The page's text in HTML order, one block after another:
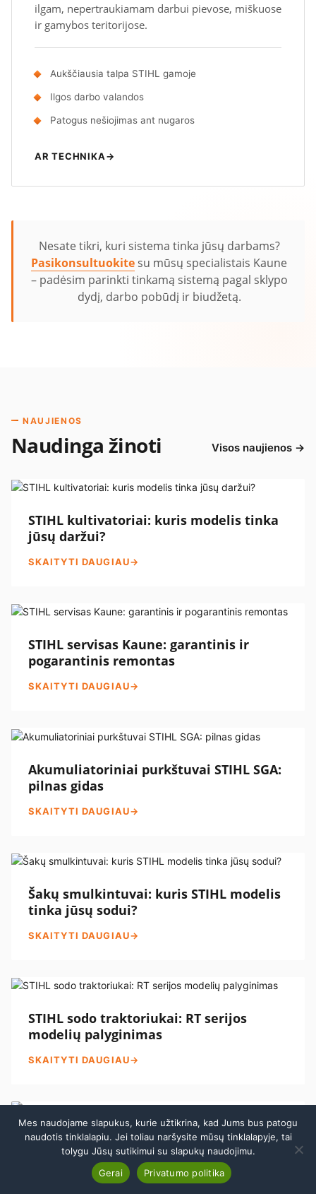
ilgam, nepertraukiamam darbui pievose, miškuose
ir gamybos teritorijose.
Aukščiausia talpa STIHL gamoje
Ilgos darbo valandos
Patogus nešiojimas ant nugaros
AR TECHNIKA→
Nesate tikri, kuri sistema tinka jūsų darbams?
Pasikonsultuokite su mūsų specialistais Kaune
– padėsim parinkti tinkamą sistemą pagal sklypo
dydį, darbo pobūdį ir biudžetą.
NAUJIENOS
Naudinga žinoti Visos naujienos →
STIHL kultivatoriai: kuris modelis tinka
jūsų daržui?
SKAITYTI DAUGIAU→
STIHL servisas Kaune: garantinis ir
pogarantinis remontas
SKAITYTI DAUGIAU→
Akumuliatoriniai purkštuvai STIHL SGA:
pilnas gidas
SKAITYTI DAUGIAU→
Šakų smulkintuvai: kuris STIHL modelis
tinka jūsų sodui?
SKAITYTI DAUGIAU→
STIHL sodo traktoriukai: RT serijos
modelių palyginimas
SKAITYTI DAUGIAU→
STIHL pjūklai: kaip pasirinkti benzininį,
akumuliatorinį ar elektrinį?
Atsisakyti sutarties
Mes naudojame slapukus, kurie užtikrina, kad Jums bus patogu
naudotis tinklalapiu. Jei toliau naršysite mūsų tinklalapyje, tai
tolygu Jūsų sutikimui su slapukų naudojimu.
Gerai
Privatumo politika